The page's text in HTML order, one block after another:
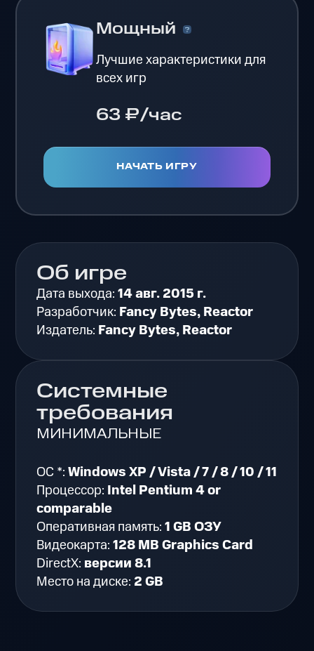
Мощный
Лучшие характеристики для
всех игр
63 ₽/час
НАЧАТЬ ИГРУ
Об игре
Дата выхода:14 авг. 2015 г.
Разработчик: Fancy Bytes, Reactor
Издатель: Fancy Bytes, Reactor
Системные
требования
МИНИМАЛЬНЫЕ
ОС *:Windows XP / Vista / 7 / 8 / 10 / 11
Процессор: Intel Pentium 4 or
comparable
Оперативная память:1 GB ОЗУ
Видеокарта:128 MB Graphics Card
DirectX: версии 8.1
Место на диске: 2 GB